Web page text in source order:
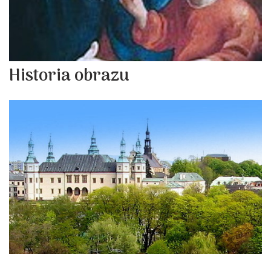
Historia obrazu